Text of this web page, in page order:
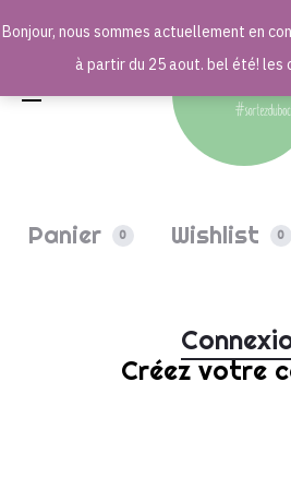
Panier 0 Wishlist 0
Créez votre
Bonjour, nous sommes actuellement en
à partir du 25 aout. bel été! les